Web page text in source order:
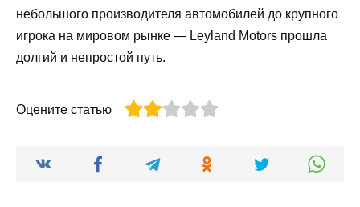
небольшого производителя автомобилей до крупного
игрока на мировом рынке — Leyland Motors прошла
долгий и непростой путь.
Оцените статью